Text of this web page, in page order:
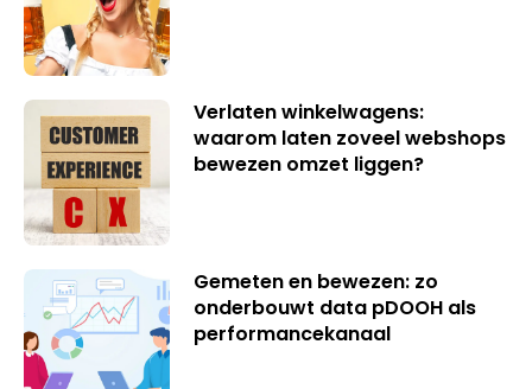
Verlaten winkelwagens:
waarom laten zoveel webshops
bewezen omzet liggen?
Gemeten en bewezen: zo
onderbouwt data pDOOH als
performancekanaal